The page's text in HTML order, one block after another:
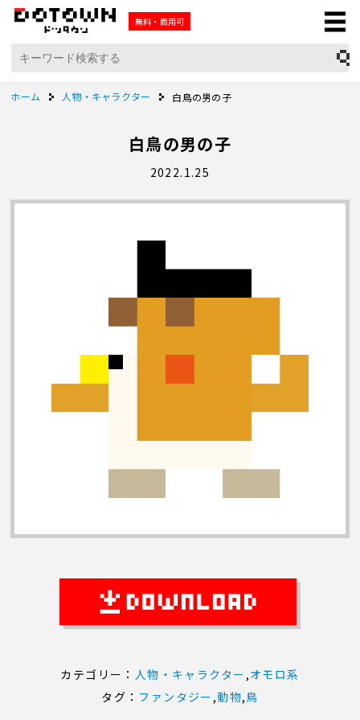
無料・商用可
ホーム 人物・キャラクター 白鳥の男の子
白鳥の男の子
2022.1.25
カテゴリー： 人物・キャラクター ,オモロ系
タグ： ファンタジー ,動物,鳥